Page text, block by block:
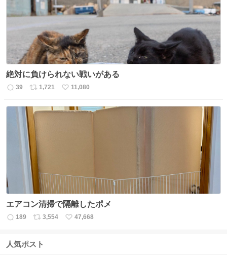
数
絶対に負けられない戦いがある
返
39
リ
ス
ト
数
1,721
い
ね
11,080
エアコン清掃で隔離したポメ
返
数
189
リ
ス
3,554
い
47,668
人気ポスト